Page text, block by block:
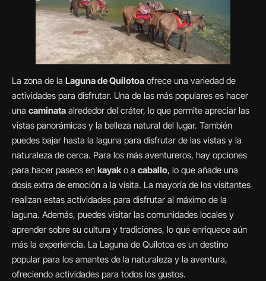
La zona de la Laguna de Quilotoa ofrece una variedad de
actividades para disfrutar. Una de las más populares es hacer
una caminata alrededor del cráter, lo que permite apreciar las
vistas panorámicas y la belleza natural del lugar. También
puedes bajar hasta la laguna para disfrutar de las vistas y la
naturaleza de cerca. Para los más aventureros, hay opciones
para hacer paseos en kayako a caballo, lo que añade una
dosis extra de emoción a la visita. La mayoría de los visitantes
realizan estas actividades para disfrutar al máximo de la
laguna. Además, puedes visitar las comunidades locales y
aprender sobre su cultura y tradiciones, lo que enriquece aún
más la experiencia. La Laguna de Quilotoa es un destino
popular para los amantes de la naturaleza y la aventura,
ofreciendo actividades para todos los gustos.